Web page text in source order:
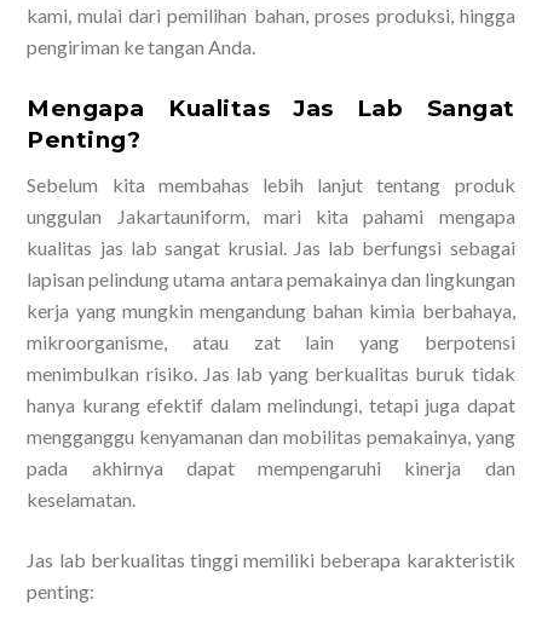
kami, mulai dari pemilihan bahan, proses produksi, hingga
pengiriman ke tangan Anda.
Mengapa Kualitas Jas Lab Sangat
Penting?
Sebelum kita membahas lebih lanjut tentang produk
unggulan Jakartauniform, mari kita pahami mengapa
kualitas jas lab sangat krusial. Jas lab berfungsi sebagai
lapisan pelindung utama antara pemakainya dan lingkungan
kerja yang mungkin mengandung bahan kimia berbahaya,
mikroorganisme, atau zat lain yang berpotensi
menimbulkan risiko. Jas lab yang berkualitas buruk tidak
hanya kurang efektif dalam melindungi, tetapi juga dapat
mengganggu kenyamanan dan mobilitas pemakainya, yang
pada akhirnya dapat mempengaruhi kinerja dan
keselamatan.
Jas lab berkualitas tinggi memiliki beberapa karakteristik
penting: